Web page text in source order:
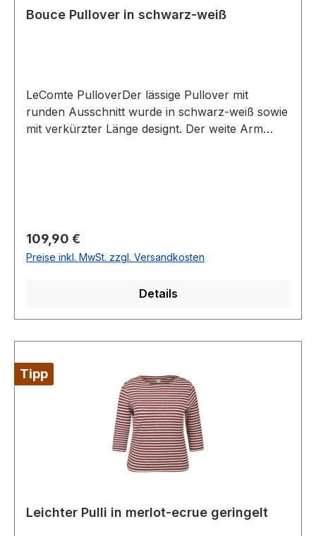
Bouce Pullover in schwarz-weiß
LeComte PulloverDer lässige Pullover mit
runden Ausschnitt wurde in schwarz-weiß sowie
mit verkürzter Länge designt. Der weite Arm
Arm54 % Polyester 46 % Polyacryl30°
waschbarModell Nr.: 57-613603Farbe: 7099
Regulärer Preis:
109,90 €
Preise inkl. MwSt. zzgl. Versandkosten
Details
Tipp
Leichter Pulli in merlot-ecrue geringelt